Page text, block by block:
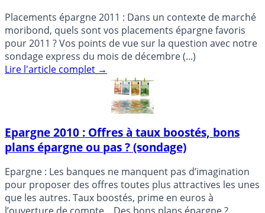
Placements épargne 2011 : Dans un contexte de marché
moribond, quels sont vos placements épargne favoris
pour 2011 ? Vos points de vue sur la question avec notre
sondage express du mois de décembre (...)
Lire l'article complet →
Epargne 2010 : Offres à taux boostés, bons
plans épargne ou pas ? (sondage)
Epargne : Les banques ne manquent pas d’imagination
pour proposer des offres toutes plus attractives les unes
que les autres. Taux boostés, prime en euros à